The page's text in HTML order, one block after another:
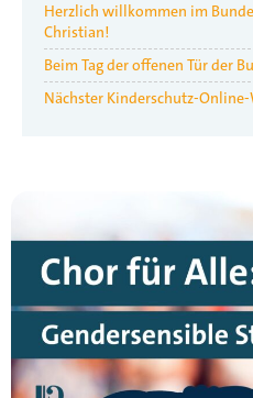
Herzlich willkommen im
Christian!
Beim Tag der offenen Tür der
Nächster Kinderschutz-